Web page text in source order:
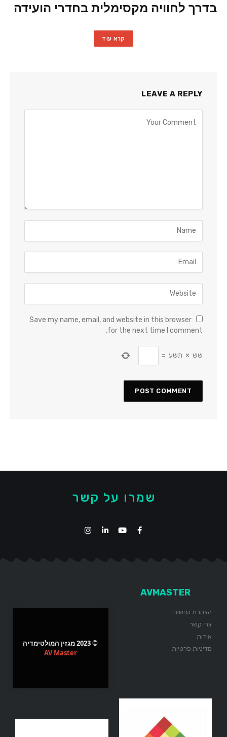
בדרך לחוויה מקסימלית בחדרי הועידה
קרא עוד
LEAVE A REPLY
Save my name, email, and website in this browser
for the next time I comment.
שש × תשע =
שמרו על קשר
AVMASTER
הצהרת נגישות
צרו קשר
אודות
מדיניות פרטיות
© 2023 מגזין המולטימדיה
AV Master